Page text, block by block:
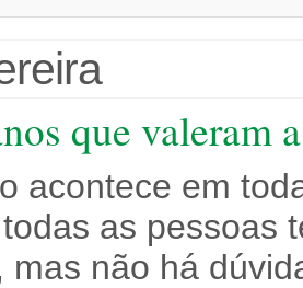
que valeram
acontece em
as pessoas
mas não há